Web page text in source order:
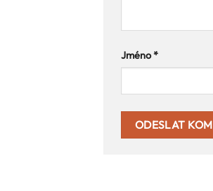
Jméno*